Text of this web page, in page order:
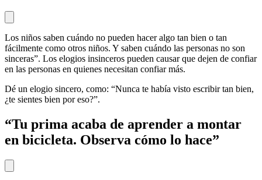
Los niños saben cuándo no pueden hacer algo tan bien o tan
fácilmente como otros niños. Y saben cuándo las personas no son
sinceras”. Los elogios insinceros pueden causar que dejen de confiar
en las personas en quienes necesitan confiar más.
Dé un elogio sincero, como: “Nunca te había visto escribir tan bien,
¿te sientes bien por eso?”.
“Tu prima acaba de aprender a montar
en bicicleta. Observa cómo lo hace”